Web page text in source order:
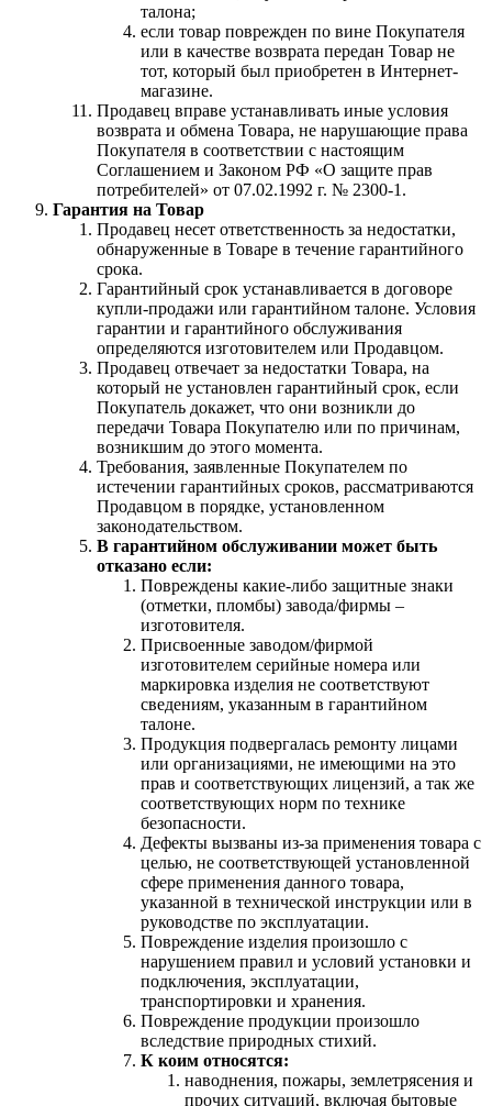
талона;
если товар поврежден по вине Покупателя
или в качестве возврата передан Товар не
тот, который был приобретен в Интернет-
магазине.
Продавец вправе устанавливать иные условия
возврата и обмена Товара, не нарушающие права
Покупателя в соответствии с настоящим
Соглашением и Законом РФ «О защите прав
потребителей» от 07.02.1992 г. № 2300-1.
Гарантия на Товар
Продавец несет ответственность за недостатки,
обнаруженные в Товаре в течение гарантийного
срока.
Гарантийный срок устанавливается в договоре
купли-продажи или гарантийном талоне. Условия
гарантии и гарантийного обслуживания
определяются изготовителем или Продавцом.
Продавец отвечает за недостатки Товара, на
который не установлен гарантийный срок, если
Покупатель докажет, что они возникли до
передачи Товара Покупателю или по причинам,
возникшим до этого момента.
Требования, заявленные Покупателем по
истечении гарантийных сроков, рассматриваются
Продавцом в порядке, установленном
законодательством.
В гарантийном обслуживании может быть
отказано если:
Повреждены какие-либо защитные знаки
(отметки, пломбы) завода/фирмы –
изготовителя.
Присвоенные заводом/фирмой
изготовителем серийные номера или
маркировка изделия не соответствуют
сведениям, указанным в гарантийном
талоне.
Продукция подвергалась ремонту лицами
или организациями, не имеющими на это
прав и соответствующих лицензий, а так же
соответствующих норм по технике
безопасности.
Дефекты вызваны из-за применения товара с
целью, не соответствующей установленной
сфере применения данного товара,
указанной в технической инструкции или в
руководстве по эксплуатации.
Повреждение изделия произошло с
нарушением правил и условий установки и
подключения, эксплуатации,
транспортировки и хранения.
Повреждение продукции произошло
вследствие природных стихий.
К коим относятся:
наводнения, пожары, землетрясения и
прочих ситуаций, включая бытовые